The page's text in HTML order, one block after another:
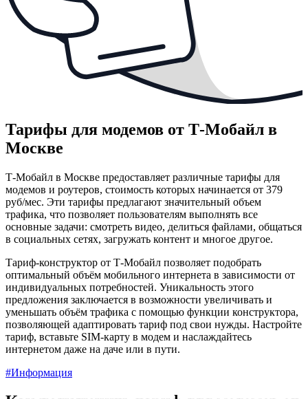
Тарифы для модемов от Т‑Мобайл в
Москве
Т‑Мобайл в Москве предоставляет различные тарифы для
модемов и роутеров, стоимость которых начинается от 379
руб/мес. Эти тарифы предлагают значительный объем
трафика, что позволяет пользователям выполнять все
основные задачи: смотреть видео, делиться файлами, общаться
в социальных сетях, загружать контент и многое другое.
Тариф-конструктор от Т-Мобайл позволяет подобрать
оптимальный объём мобильного интернета в зависимости от
индивидуальных потребностей. Уникальность этого
предложения заключается в возможности увеличивать и
уменьшать объём трафика с помощью функции конструктора,
позволяющей адаптировать тариф под свои нужды. Настройте
тариф, вставьте SIM-карту в модем и наслаждайтесь
интернетом даже на даче или в пути.
#Информация